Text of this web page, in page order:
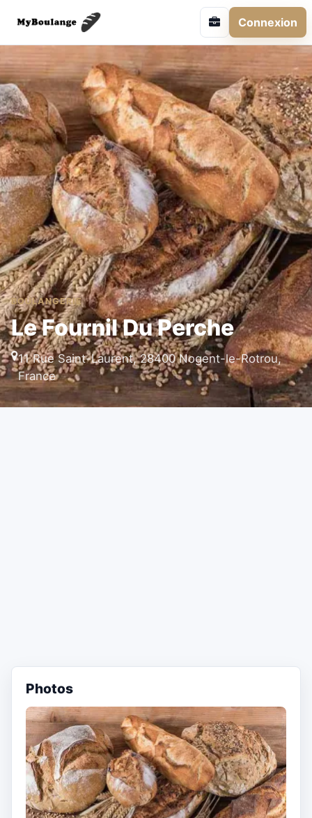
Connexion
BOULANGERIE
Le Fournil Du Perche
11 Rue Saint-Laurent, 28400 Nogent-le-Rotrou,
France
Photos